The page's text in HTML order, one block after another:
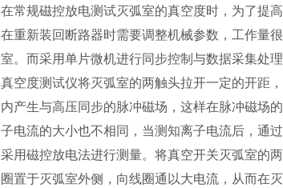
在常规磁控放电测试灭弧室的真空度时，为了提
在重新装回断路器时需要调整机械参数，工作量
室。而采用单片微机进行同步控制与数据采集处
真空度测试仪将灭弧室的两触头拉开一定的开距
内产生与高压同步的脉冲磁场，这样在脉冲磁场
子电流的大小也不相同，当测知离子电流后，通
采用磁控放电法进行测量。将真空开关灭弧室的
圈置于灭弧室外侧，向线圈通以大电流，从而在